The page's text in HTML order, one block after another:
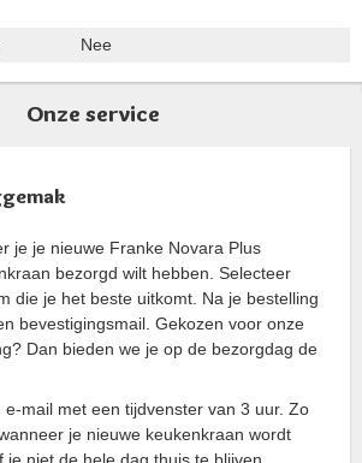
Nee
Onze service
je je nieuwe Franke Novara Plus
bezorgd wilt hebben. Selecteer
die je het beste uitkomt. Na je bestelling
bevestigingsmail. Gekozen voor onze
Dan bieden we je op de bezorgdag de
mail met een tijdvenster van 3 uur. Zo
je nieuwe keukenkraan wordt
je niet de hele dag thuis te blijven.